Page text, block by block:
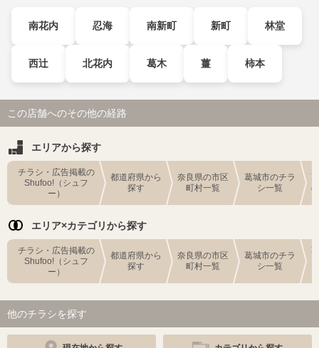
南花内 忍海 南新町 新町 林堂
西辻 北花内 葛木 薑 柿本
この店舗へのその他の経路
エリアから探す
チラシ・広告掲載の
Shufoo!（シュフ
ー）
都道府県から
探す
奈良県の市区
町村一覧
葛城市のチラ
シ一覧
エリア×カテゴリから探す
チラシ・広告掲載の
Shufoo!（シュフ
ー）
都道府県から
探す
奈良県の市区
町村一覧
葛城市のチラ
シ一覧
他のチラシを探す